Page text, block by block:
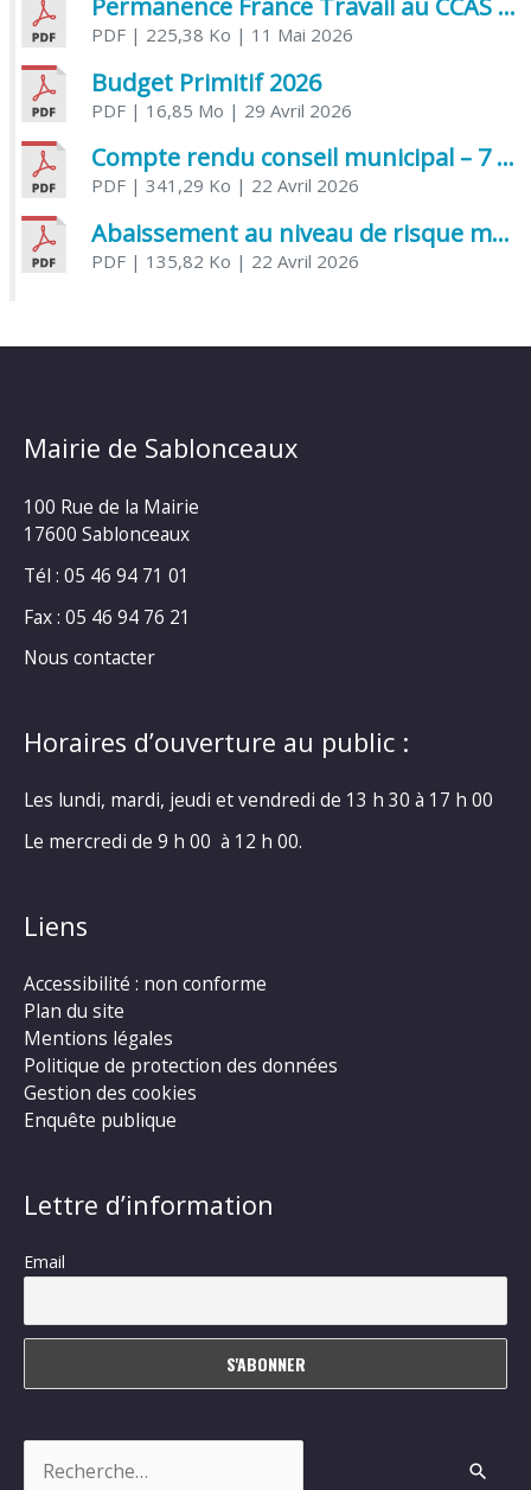
Permanence France Travail au CCAS de Saujon Juin 2026
PDF| 225,38 Ko | 11 Mai 2026
Budget Primitif 2026
PDF| 16,85 Mo | 29 Avril 2026
Compte rendu conseil municipal – 7 avril 2026
PDF| 341,29 Ko | 22 Avril 2026
Abaissement au niveau de risque modéré de l’Influenza aviaire
PDF| 135,82 Ko | 22 Avril 2026
Mairie de Sablonceaux
100 Rue de la Mairie
17600 Sablonceaux
Tél : 05 46 94 71 01
Fax : 05 46 94 76 21
Nous contacter
Horaires d’ouverture au public :
Les lundi, mardi, jeudi et vendredi de 13 h 30 à 17 h 00
Le mercredi de 9 h 00 à 12 h 00.
Liens
Accessibilité : non conforme
Plan du site
Mentions légales
Politique de protection des données
Gestion des cookies
Enquête publique
Lettre d’information
Email